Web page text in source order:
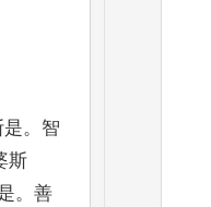
是。 智
斯
。 善